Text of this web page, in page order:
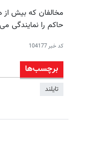
مخالفان که بیش از
حاکم را نمایندگی
کد خبر104177
برچسب‌ها
تایلند
خرید محصول